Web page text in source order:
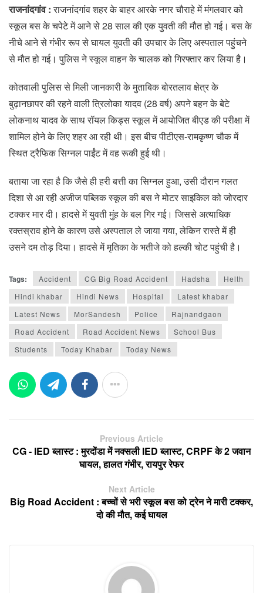
राजनांदगांव :राजनांदगांव शहर के बाहर आरके नगर चौराहे में मंगलवार को
स्कूल बस के चपेटे में आने से 28 साल की एक युवती की मौत हो गई। बस के
नीचे आने से गंभीर रूप से घायल युवती की उपचार के लिए अस्पताल पहुंचने
से मौत हो गई। पुलिस ने स्कूल वाहन के चालक को गिरफ्तार कर लिया है।
कोतवाली पुलिस से मिली जानकारी के मुताबिक बोरतलाव क्षेत्र के
बुढ़ानछापर की रहने वाली त्रिलोका यादव (28 वर्ष) अपने बहन के बेटे
लोकनाथ यादव के साथ रॉयल किड्स स्कूल में आयोजित बीएड की परीक्षा में
शामिल होने के लिए शहर आ रही थी। इस बीच पीटीएस-रामकृष्ण चौक में
स्थित ट्रैफिक सिग्नल पाईंट में वह रूकी हुई थी।
बताया जा रहा है कि जैसे ही हरी बत्ती का सिग्नल हुआ, उसी दौरान गलत
दिशा से आ रही अजीज पब्लिक स्कूल की बस ने मोटर साइकिल को जोरदार
टक्कर मार दी। हादसे में युवती मुंह के बल गिर गई। जिससे अत्याधिक
रक्तस्राव होने के कारण उसे अस्पताल ले जाया गया, लेकिन रास्ते में ही
उसने दम तोड़ दिया। हादसे में मृतिका के भतीजे को हल्की चोट पहुंची है।
Tags: Accident CG Big Road Accident Hadsha
Helth
Hindi khabar
Hindi News Hospital
Latest khabar
Latest News
MorSandesh Police
Rajnandgaon
Road Accident
Road Accident News
School Bus
Students
Today Khabar Today News
Previous Article
CG - IED ब्लास्ट : मुरदोंडा में नक्सली IED ब्लास्ट, CRPF के 2 जवान
घायल, हालत गंभीर, रायपुर रेफर
Next Article
Big Road Accident : बच्चों से भरी स्कूल बस को ट्रेन ने मारी टक्कर,
दो की मौत, कई घायल